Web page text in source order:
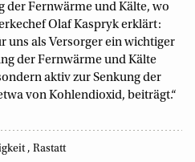
der Fernwärme und Kälte, wo
Olaf Kaspryk erklärt:
uns als Versorger ein wichtiger
der Fernwärme und Kälte
aktiv zur Senkung der
von Kohlendioxid, beiträgt.“
, Rastatt